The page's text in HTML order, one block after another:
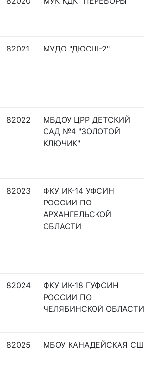
82021 МУДО "ДЮСШ-2"
82022
МБДОУ ЦРР ДЕТСКИЙ
САД №4 "ЗОЛОТОЙ
КЛЮЧИК"
82023
ФКУ ИК-14 УФСИН
РОССИИ ПО
АРХАНГЕЛЬСКОЙ
ОБЛАСТИ
82024
ФКУ ИК-18 ГУФСИН
РОССИИ ПО
ЧЕЛЯБИНСКОЙ ОБЛАСТИ
82025 МБОУ КАНАДЕЙСКАЯ СШ